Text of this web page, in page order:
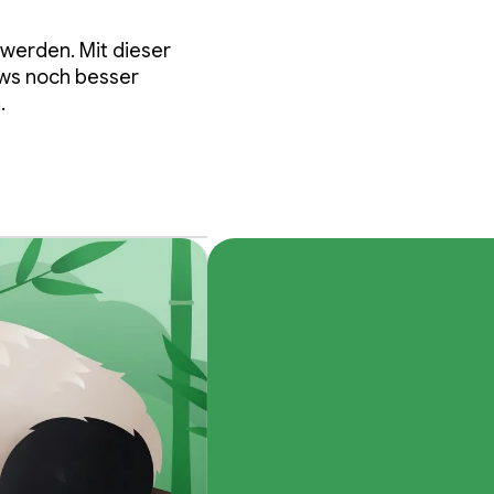
Mit dieser
noch besser